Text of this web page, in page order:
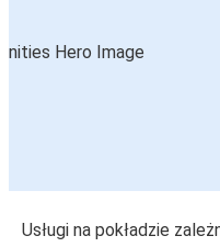
Usługi na pokładzie